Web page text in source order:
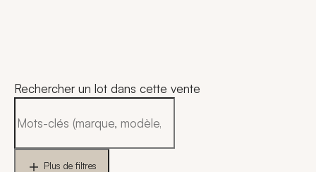
Rechercher un lot dans cette vente
Plus de filtres